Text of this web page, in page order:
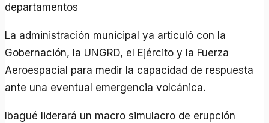
departamentos
La administración municipal ya articuló con la
Gobernación, la UNGRD, el Ejército y la Fuerza
Aeroespacial para medir la capacidad de respuesta
ante una eventual emergencia volcánica.
Ibagué liderará un macro simulacro de erupción